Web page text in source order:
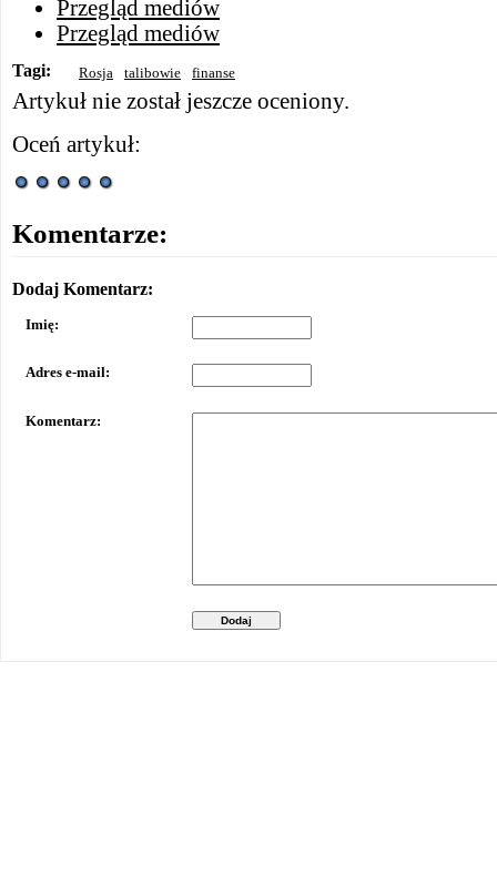
Przegląd mediów
Przegląd mediów
Tagi: Rosja talibowie finanse
Artykuł nie został jeszcze oceniony.
Oceń artykuł:
Komentarze:
Dodaj Komentarz:
Imię:
Adres e-mail:
Komentarz:
Dodaj